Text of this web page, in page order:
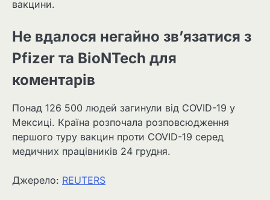
вакцини.
Не вдалося негайно зв’язатися з
Pfizer та BioNTech для
коментарів
Понад 126 500 людей загинули від COVID-19 у
Мексиці. Країна розпочала розповсюдження
першого туру вакцин проти COVID-19 серед
медичних працівників 24 грудня.
Джерело: REUTERS